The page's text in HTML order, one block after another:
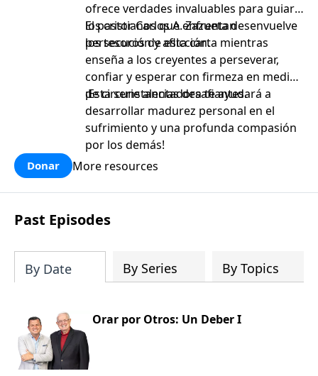
ofrece verdades invaluables para guiar a
los cristianos que enfrentan
persecución y aflicción.
El pastor Carlos A. Zazueta desenvuelve
los tesoros de esta carta mientras
enseña a los creyentes a perseverar,
confiar y esperar con firmeza en medio
de circunstancias desafiantes.
¡Esta serie alentadora te ayudará a
desarrollar madurez personal en el
sufrimiento y una profunda compasión
por los demás!
Donar More resources
Past Episodes
By Date By Series By Topics
Orar por Otros: Un Deber I